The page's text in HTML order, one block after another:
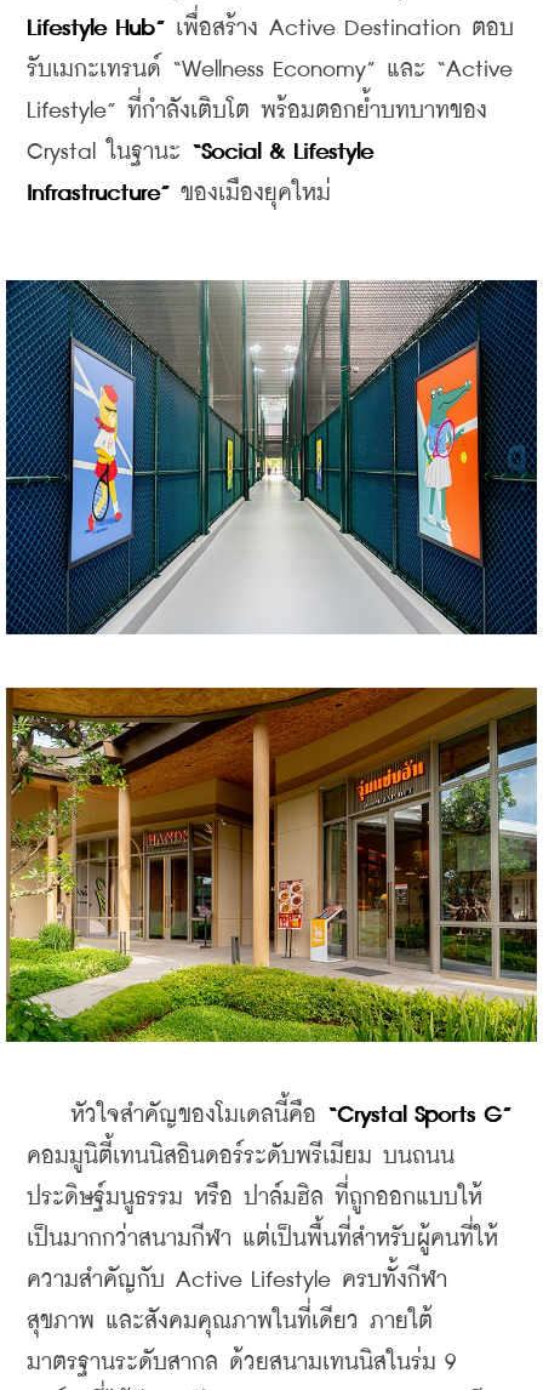
Lifestyle Hub” เพื่อสร้าง Active Destination ตอบ
รับเมกะเทรนด์ “Wellness Economy” และ “Active
Lifestyle” ที่กำลังเติบโต พร้อมตอกย้ำบทบาทของ
Crystal ในฐานะ “Social & Lifestyle
Infrastructure” ของเมืองยุคใหม่
หัวใจสำคัญของโมเดลนี้คือ “Crystal Sports G”
คอมมูนิตี้เทนนิสอินดอร์ระดับพรีเมียม บนถนน
ประดิษฐ์มนูธรรม หรือ ปาล์มฮิล ที่ถูกออกแบบให้
เป็นมากกว่าสนามกีฬา แต่เป็นพื้นที่สำหรับผู้คนที่ให้
ความสำคัญกับ Active Lifestyle ครบทั้งกีฬา
สุขภาพ และสังคมคุณภาพในที่เดียว ภายใต้
มาตรฐานระดับสากล ด้วยสนามเทนนิสในร่ม 9